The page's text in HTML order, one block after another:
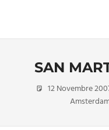
content
imprescindibile,
inevitabileSAN
12 Novembre